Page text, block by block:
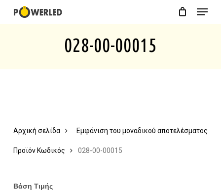
Menu
028-00-00015
Εμφάνιση του μοναδικού αποτελέσματος
Αρχική σελίδα
Προϊόν Κωδικός 028-00-00015
Βάση Τιμής